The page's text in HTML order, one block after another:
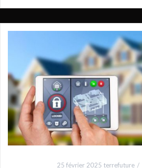
25 février 2025 terrefuture